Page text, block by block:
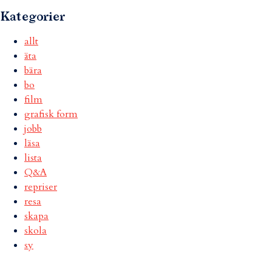
Kategorier
allt
äta
bära
bo
film
grafisk form
jobb
läsa
lista
Q&A
repriser
resa
skapa
skola
sy